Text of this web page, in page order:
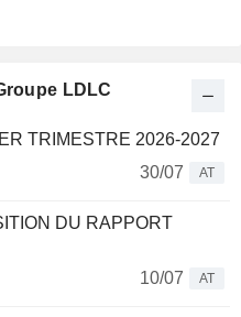
LDLC
TRIMESTRE 2026-2027
30/07
AT
DU RAPPORT
10/07
AT